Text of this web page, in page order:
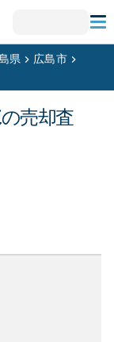
県
広島市
の売却査